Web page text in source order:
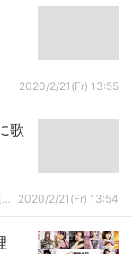
2020/2/21(Fr) 13:55
歌
乃木通☆世界最速！乃木坂46欅坂46日向坂46速報まとめ 2020/2/21(Fr) 13:54